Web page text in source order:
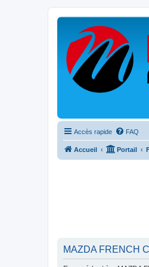
Accès rapide FAQ
Accueil Portail
MAZDA FRENCH